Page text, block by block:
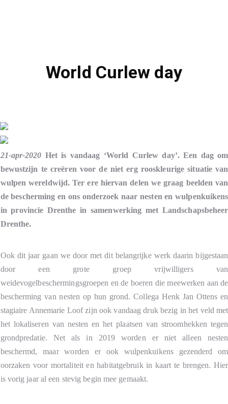
World Curlew day
21-apr-2020 Het is vandaag ‘World Curlew day’. Een dag om
bewustzijn te creëren voor de niet erg rooskleurige situatie van
wulpen wereldwijd. Ter ere hiervan delen we graag beelden van
de bescherming en ons onderzoek naar nesten en wulpenkuikens
in provincie Drenthe in samenwerking met Landschapsbeheer
Drenthe.
Ook dit jaar gaan we door met dit belangrijke werk daarin bijgestaan
door een grote groep vrijwilligers van
weidevogelbeschermingsgroepen en de boeren die meewerken aan de
bescherming van nesten op hun grond. Collega Henk Jan Ottens en
stagiaire Annemarie Loof zijn ook vandaag druk bezig in het veld met
het lokaliseren van nesten en het plaatsen van stroomhekken tegen
grondpredatie. Net als in 2019 worden er niet alleen nesten
beschermd, maar worden er ook wulpenkuikens gezenderd om
oorzaken voor mortaliteit en habitatgebruik in kaart te brengen. Hier
is vorig jaar al een stevig begin mee gemaakt.